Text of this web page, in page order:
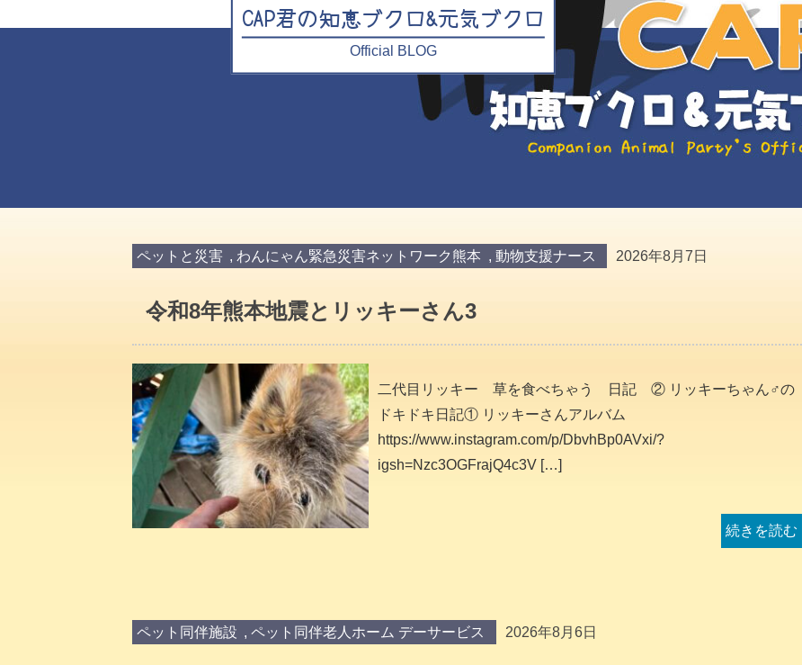
CAP君の知恵ブクロ&元気ブクロ
Official BLOG
ペットと災害 , わんにゃん緊急災害ネットワーク熊本 , 動物支援ナース 2026年8月7日
令和8年熊本地震とリッキーさん3
二代目リッキー 草を食べちゃう 日記 ② リッキーちゃん♂の
ドキドキ日記① リッキーさんアルバム
https://www.instagram.com/p/DbvhBp0AVxi/?
igsh=Nzc3OGFrajQ4c3V […]
続きを読む
ペット同伴施設 ,ペット同伴老人ホーム デーサービス 2026年8月6日